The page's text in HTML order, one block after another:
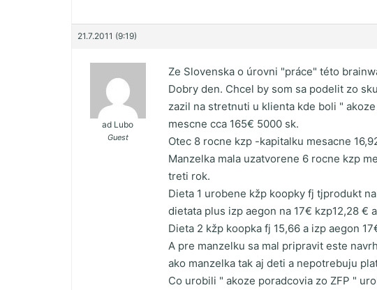
21.7.2011 (9:19)
ad Lubo
Guest
Ze Slovenska o úrovni "práce" této
Dobry den. Chcel by som sa podelit zo
zazil na stretnuti u klienta kde boli "
mescne cca 165€ 5000 sk.
Otec 8 rocne kzp -kapitalku mesacne
Manzelka mala uzatvorene 6 rocne kzp
treti rok.
Dieta 1 urobene kžp koopky fj tjprodukt
dietata plus izp aegon na 17€ kzp12,28 €
Dieta 2 kžp koopka fj 15,66 a izp aegon
A pre manzelku sa mal pripravit este
ako manzelka tak aj deti a nepotrebuju
Co urobili " akoze poradcovia zo ZFP "